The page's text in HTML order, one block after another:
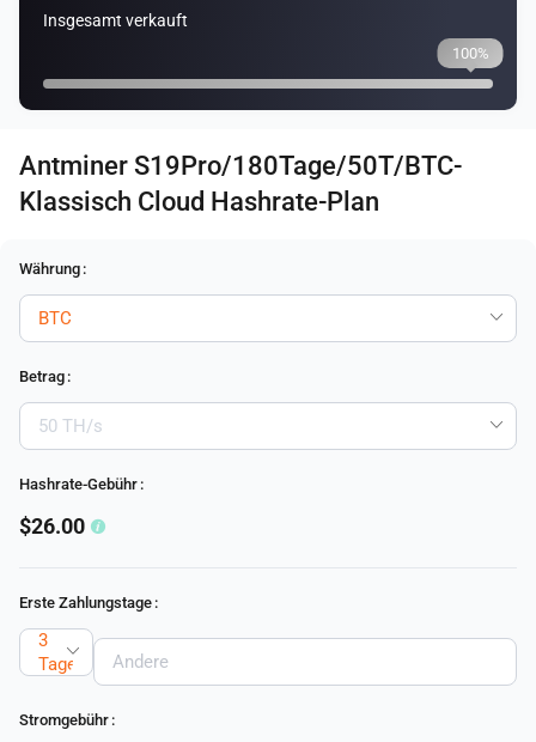
Insgesamt verkauft
100%
Antminer S19Pro/180Tage/50T/BTC-
Klassisch Cloud Hashrate-Plan
Währung :
Betrag :
Hashrate-Gebühr :
$26.00
Erste Zahlungstage :
3
Tage
Stromgebühr :